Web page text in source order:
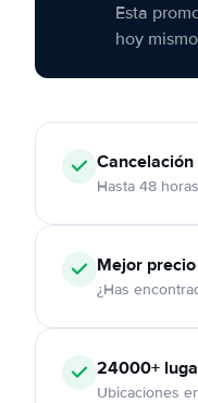
Esta
hoy
Cancelación
Hasta 48
Mejor
¿Has
24000+
Ubicaciones